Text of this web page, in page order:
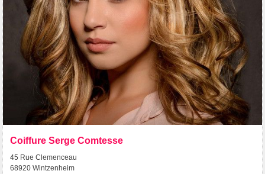
Coiffure Serge Comtesse
45 Rue Clemenceau
68920 Wintzenheim